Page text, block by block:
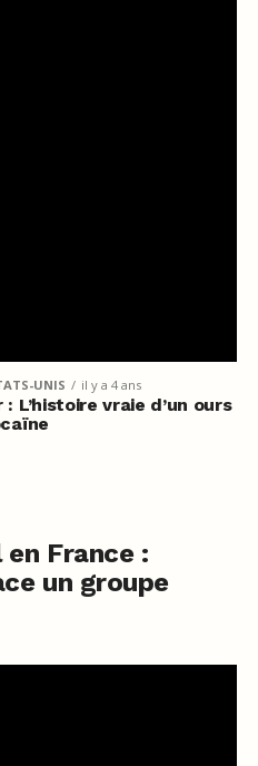
UNIS il y a 4 ans
: L’histoire vraie d’un ours
France :
un groupe